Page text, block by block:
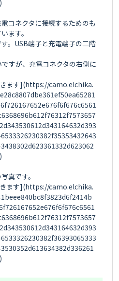
コネクタに接続するためのも
ます。
。USB端子と充電端子の二階
すが、充電コネクタの右側に
ます](https://camo.elchika.
真です。
ます](https://camo.elchika.